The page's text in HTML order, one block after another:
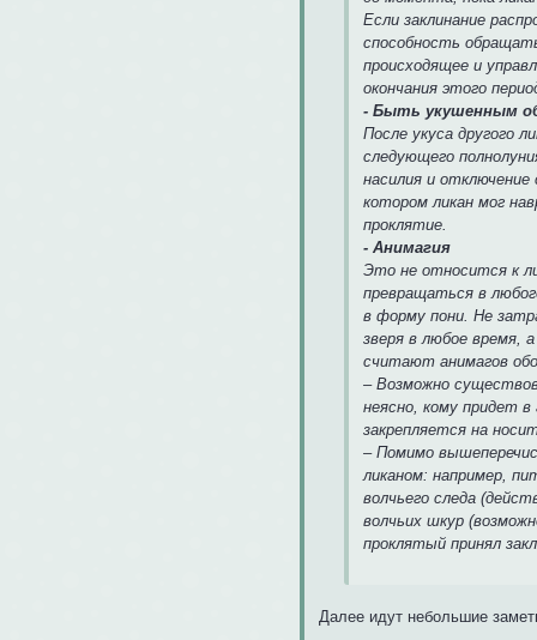
Если заклинание
способность
происходящее и
окончания этого
- Быть укушенным
После укуса другого
следующего
насилия и отключение
котором ликан мог
проклятие.
- Анимагия
Это не относится к
превращаться в
в форму пони. Не
зверя в любое время,
считают анимагов
– Возможно
неясно, кому придет
закрепляется на
– Помимо
ликаном: например,
волчьего следа
волчьих шкур
проклятый принял
Далее идут небольшие